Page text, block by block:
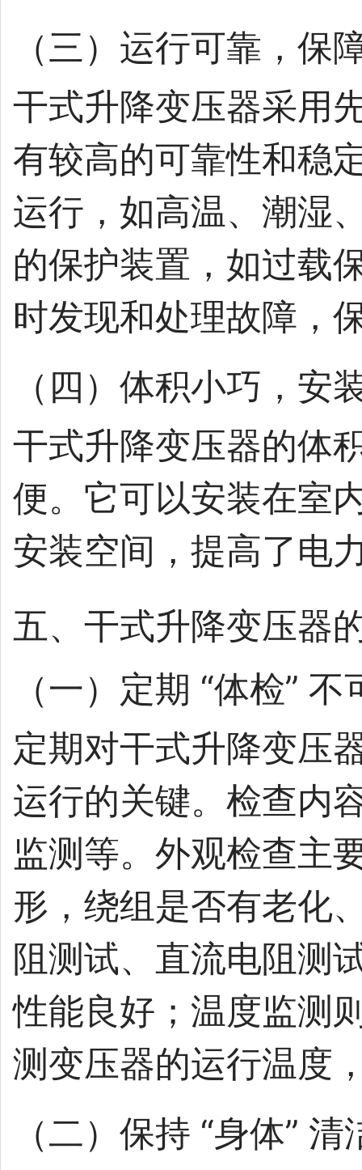
（三）运行可靠，保
干式升降变压器采用
有较高的可靠性和稳
运行，如高温、潮湿
的保护装置，如过载
时发现和处理故障，
（四）体积小巧，安
干式升降变压器的体
便。它可以安装在室
安装空间，提高了电
五、干式升降变压器
（一）定期 “体检” 不
定期对干式升降变压
运行的关键。检查内
监测等。外观检查主
形，绕组是否有老化
阻测试、直流电阻测
性能良好；温度监测
测变压器的运行温度
（二）保持 “身体” 清